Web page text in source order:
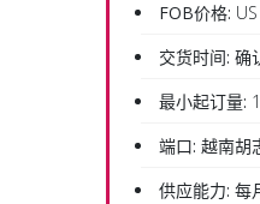
FOB价格:
交货时间: 确
最小起订量:
端口: 越南胡
供应能力: 每